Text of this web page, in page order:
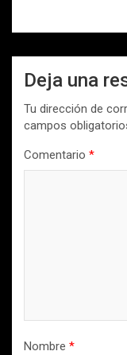
Deja una
Tu dirección de
campos
Comentario *
Nombre *